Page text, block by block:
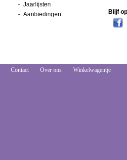
Jaarlijsten
Aanbiedingen
Blijf
Contact Over ons Winkelwagentje